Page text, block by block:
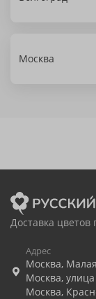
Москва
Доставка
Адрес
Москва,
Москва,
Москва,